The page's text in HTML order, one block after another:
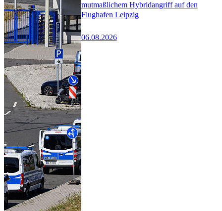
mutmaßlichem Hybridangriff auf den
Flughafen Leipzig
06.08.2026